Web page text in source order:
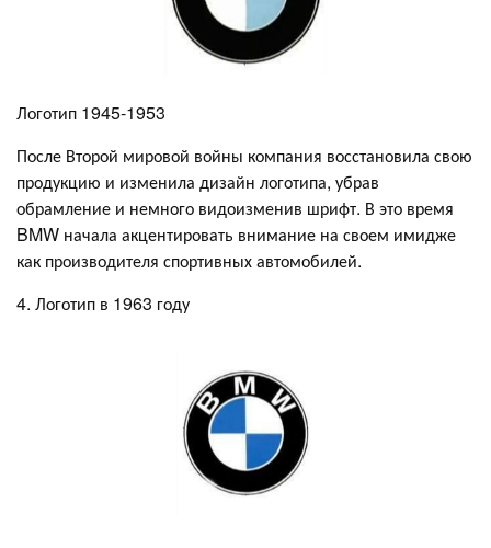
Логотип 1945-1953
После Второй мировой войны компания восстановила свою
продукцию и изменила дизайн логотипа, убрав
обрамление и немного видоизменив шрифт. В это время
BMW начала акцентировать внимание на своем имидже
как производителя спортивных автомобилей.
4. Логотип в 1963 году